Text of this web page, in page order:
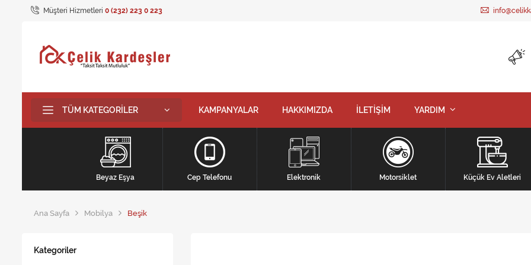
Müşteri Hizmetleri 0 (232) 223 0 223
TÜM KATEGORILER KAMPANYALAR HAKKIMIZDA İLETİŞİM YARDIM
Beyaz Eşya Cep Telefonu Elektronik Motorsiklet Küçük Ev Aletleri
Ana Sayfa Mobilya Beşik
Kategoriler